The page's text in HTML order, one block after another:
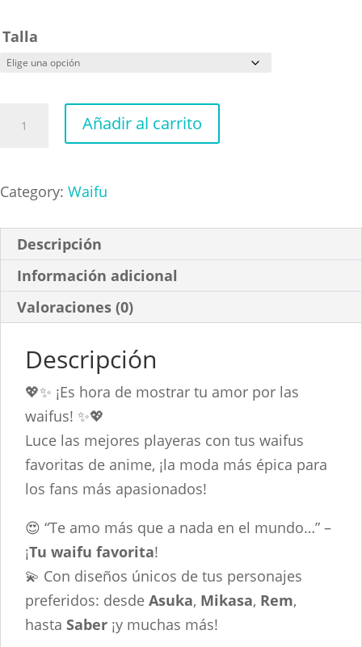
Talla
cantidad
Añadir al carrito
Category: Waifu
Descripción
Información adicional
Valoraciones (0)
Descripción
💖✨ ¡Es hora de mostrar tu amor por las
waifus! ✨💖
Luce las mejores playeras con tus waifus
favoritas de anime, ¡la moda más épica para
los fans más apasionados!
😍 “Te amo más que a nada en el mundo…” –
¡Tu waifu favorita!
💫 Con diseños únicos de tus personajes
preferidos: desde Asuka, Mikasa, Rem,
hasta Saber ¡y muchas más!